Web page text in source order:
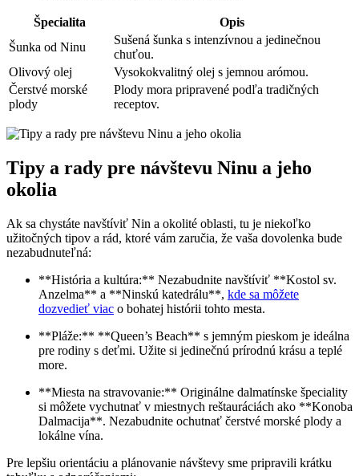
Špecialita
Opis
Šunka od Ninu
Sušená šunka s intenzívnou a jedinečnou
chuťou.
Olivový olej
Vysokokvalitný olej s jemnou arómou.
Čerstvé morské
plody
Plody mora pripravené podľa tradičných
receptov.
Tipy a rady pre návštevu Ninu a jeho
okolia
Ak sa chystáte navštíviť Nin a okolité oblasti, tu je niekoľko
užitočných tipov a rád, ktoré vám zaručia, že vaša dovolenka bude
nezabudnuteľná:
**História a kultúra:** Nezabudnite navštíviť **Kostol sv.
Anzelma** a **Ninskú katedrálu**, kde sa môžete
dozvedieť viac o bohatej histórii tohto mesta.
**Pláže:** **Queen’s Beach** s jemným pieskom je ideálna
pre rodiny s deťmi. Užite si jedinečnú prírodnú krásu a teplé
more.
**Miesta na stravovanie:** Originálne dalmatínske špeciality
si môžete vychutnať v miestnych reštauráciách ako **Konoba
Dalmacija**. Nezabudnite ochutnať čerstvé morské plody a
lokálne vína.
Pre lepšiu orientáciu a plánovanie návštevy sme pripravili krátku